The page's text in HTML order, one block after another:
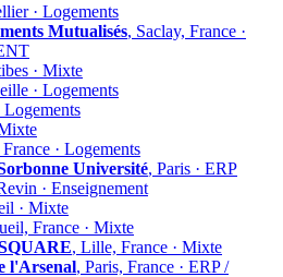
· Logements
Mutualisés, Saclay, France ·
· Mixte
· Logements
Logements
· Logements
Université, Paris · ERP
· Enseignement
· Mixte
France · Mixte
, Lille, France · Mixte
l'Arsenal, Paris, France · ERP /